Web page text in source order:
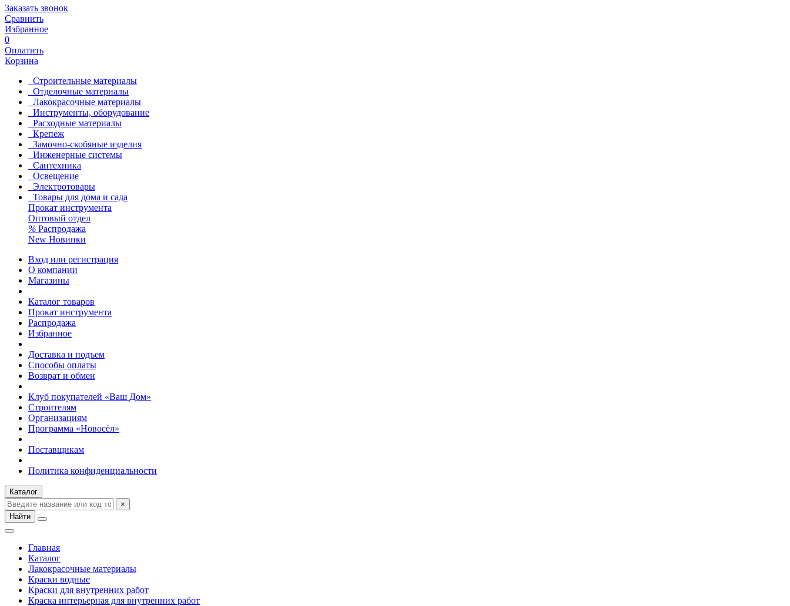
Заказать звонок
Сравнить
Избранное
0
Оплатить
Корзина
Строительные материалы
Отделочные материалы
Лакокрасочные материалы
Инструменты, оборудование
Расходные материалы
Крепеж
Замочно-скобяные изделия
Инженерные системы
Сантехника
Освещение
Электротовары
Товары для дома и сада
Прокат инструмента
Оптовый отдел
% Распродажа
New Новинки
Вход или регистрация
О компании
Магазины
Каталог товаров
Прокат инструмента
Распродажа
Избранное
Доставка и подъем
Способы оплаты
Возврат и обмен
Клуб покупателей «Ваш Дом»
Строителям
Организациям
Программа «Новосёл»
Поставщикам
Политика конфиденциальности
Каталог
×
Найти
Главная
Каталог
Лакокрасочные материалы
Краски водные
Краски для внутренних работ
Краска интерьерная для внутренних работ